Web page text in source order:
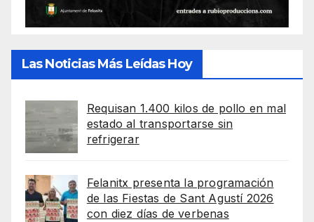
Las Noticias Más Leídas Hoy
Requisan 1.400 kilos de pollo en mal
estado al transportarse sin
refrigerar
Felanitx presenta la programación
de las Fiestas de Sant Agustí 2026
con diez días de verbenas